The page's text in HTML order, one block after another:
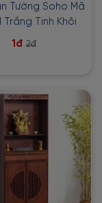
Tường Soho Mã
Trắng Tinh Khôi
1đ 2đ